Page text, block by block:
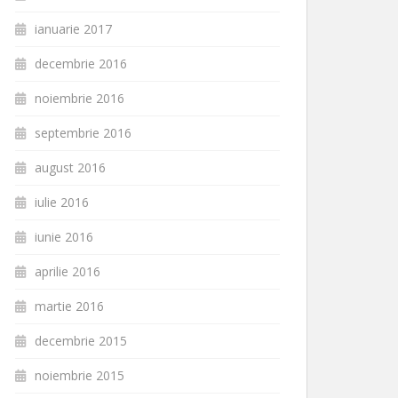
ianuarie 2017
decembrie 2016
noiembrie 2016
septembrie 2016
august 2016
iulie 2016
iunie 2016
aprilie 2016
martie 2016
decembrie 2015
noiembrie 2015